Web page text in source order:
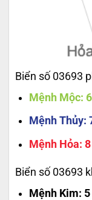
Biển số 03693
Mệnh Mộc:
Mệnh Thủy:
Mệnh Hỏa:
Biển số 03693
Mệnh Kim: